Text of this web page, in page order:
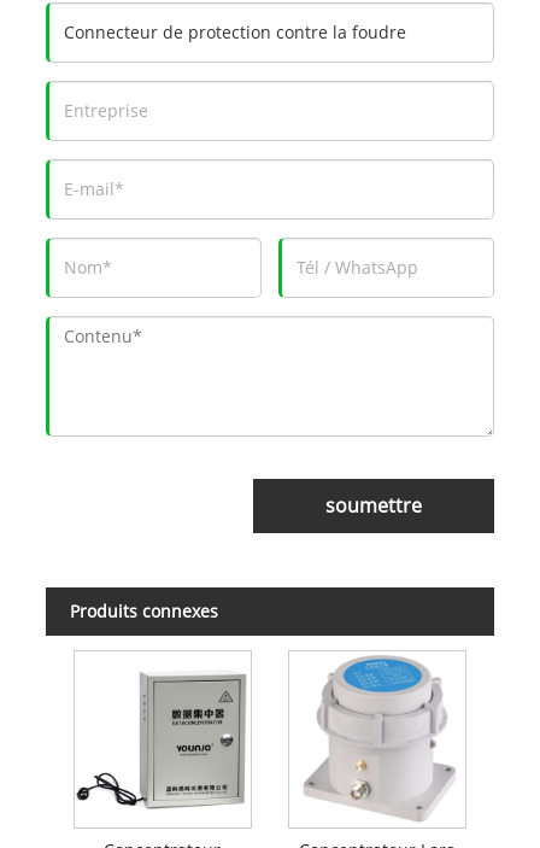
soumettre
Produits connexes